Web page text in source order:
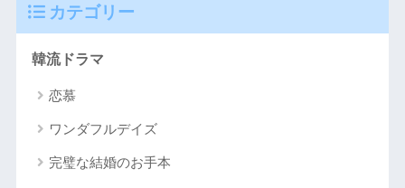
カテゴリー
韓流ドラマ
恋慕
ワンダフルデイズ
完璧な結婚のお手本